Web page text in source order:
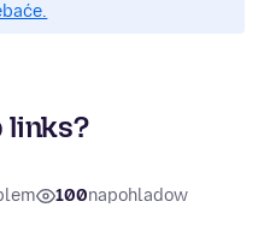
links?
100napohladow